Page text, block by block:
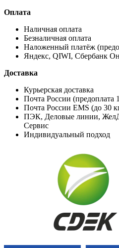
Оплата
Наличная оплата
Безналичная оплата
Наложенный платёж
Яндекс, QIWI, Сбербанк
Доставка
Курьерская доставка
Почта России (предоплата
Почта России EMS (до 30
ПЭК, Деловые линии,
Сервис
Индивидуальный подход